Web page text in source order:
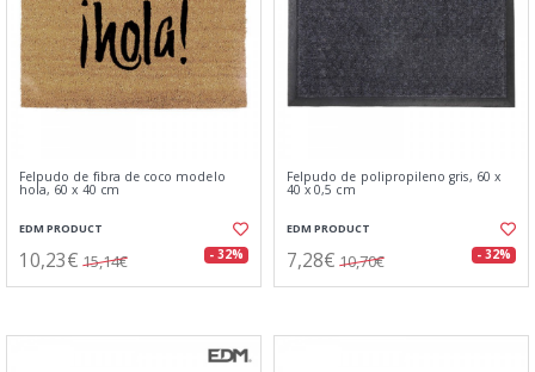
Felpudo de fibra de coco modelo
hola, 60 x 40 cm
EDM PRODUCT
10,23€ 15,14€ - 32%
Felpudo de polipropileno gris, 60 x
40 x 0,5 cm
EDM PRODUCT
7,28€ 10,70€ - 32%